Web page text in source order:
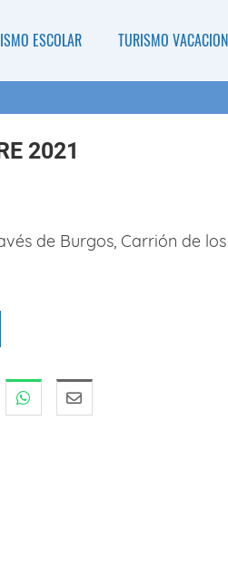
ESCOLAR TURISMO
2021
de Burgos, Carrión de